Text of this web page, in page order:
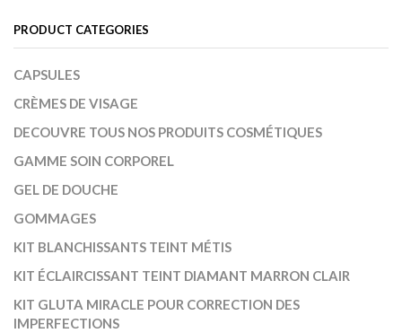
PRODUCT CATEGORIES
CAPSULES
CRÈMES DE VISAGE
DECOUVRE TOUS NOS PRODUITS COSMÉTIQUES
GAMME SOIN CORPOREL
GEL DE DOUCHE
GOMMAGES
KIT BLANCHISSANTS TEINT MÉTIS
KIT ÉCLAIRCISSANT TEINT DIAMANT MARRON CLAIR
KIT GLUTA MIRACLE POUR CORRECTION DES
IMPERFECTIONS